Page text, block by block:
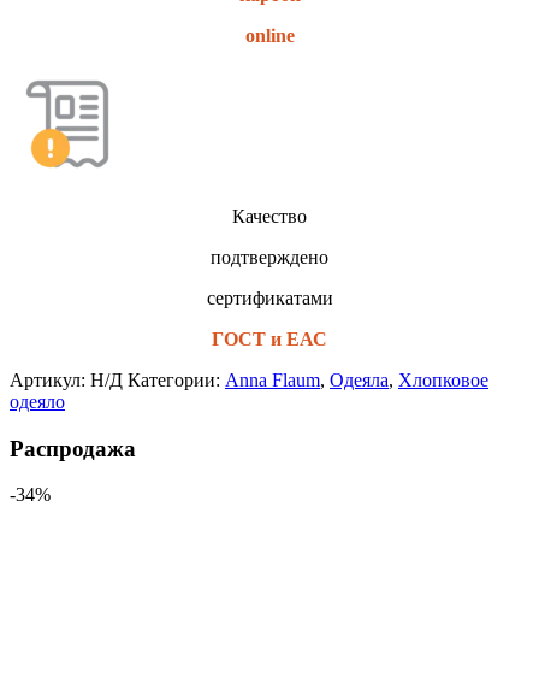
online
Качество
подтверждено
сертификатами
ГОСТ и ЕАС
Артикул: Н/Д Категории: Anna Flaum, Одеяла, Хлопковое
одеяло
Распродажа
-34%